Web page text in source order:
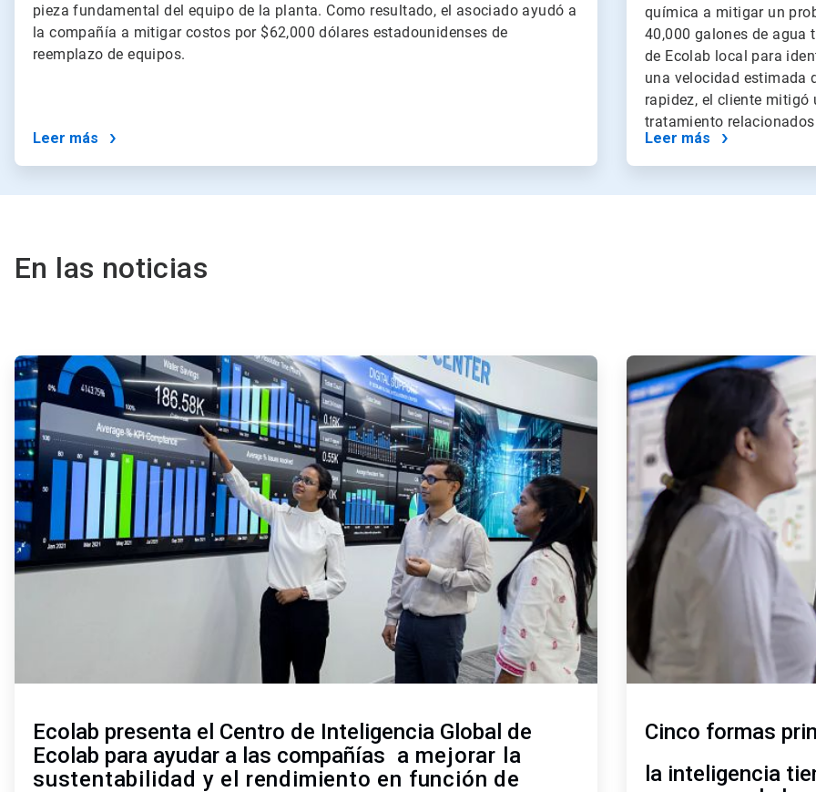
pieza fundamental del equipo de la planta. Como resultado, el asociado ayudó a
la compañía a mitigar costos por $62,000 dólares estadounidenses de
reemplazo de equipos.
Leer más
química a mitigar un
40,000 galones de agua
de Ecolab local para
una velocidad estimada
rapidez, el cliente
tratamiento
Leer más
En las noticias
ArticleTile
1
de
Ecolab presenta el Centro de Inteligencia Global de
Ecolab para ayudar a las compañías a mejorar la
sustentabilidad y el rendimiento en función de
ArticleTile
2
de
2
Cinco formas
la inteligencia